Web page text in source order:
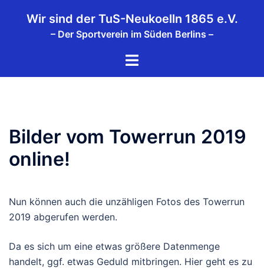
Wir sind der TuS-Neukoelln 1865 e.V.
– Der Sportverein im Süden Berlins –
Menü
Bilder vom Towerrun 2019
online!
Nun können auch die unzähligen Fotos des Towerrun
2019 abgerufen werden.
Da es sich um eine etwas größere Datenmenge
handelt, ggf. etwas Geduld mitbringen. Hier geht es zu